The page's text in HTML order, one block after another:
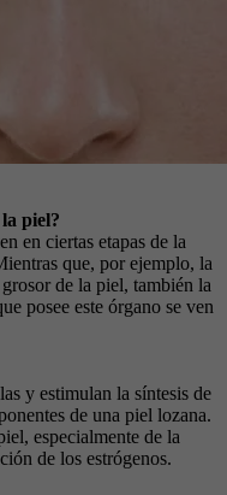
piel?
en ciertas etapas de la
que, por ejemplo, la
de la piel, también la
posee este órgano se ven
y estimulan la síntesis de
de una piel lozana.
especialmente de la
de los estrógenos.